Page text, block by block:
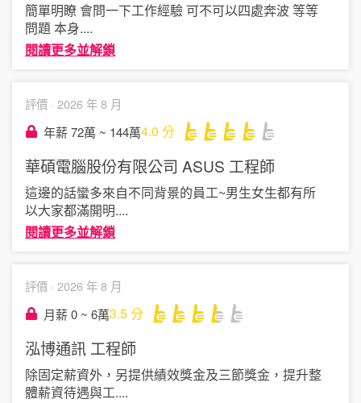
簡單明瞭 會問一下工作經驗 可不可以四處奔波 等等
問題 本身....
閱讀更多並解鎖
評價 · 2026 年 8 月
年薪 72萬 ~ 144萬4.0 分
華碩電腦股份有限公司 ASUS 工程師
這邊的話蠻多來自不同背景的員工~男生女生都有所
以大家都滿開明....
閱讀更多並解鎖
評價 · 2026 年 8 月
月薪 0 ~ 6萬3.5分
泓博通訊 工程師
除固定薪資外，另提供績效獎金及三節獎金，提升整
體薪資待遇與工....